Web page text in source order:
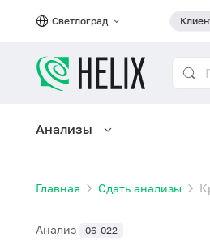
Светлоград
Анализы
Главная Сдать анализы
Анализ 06-022